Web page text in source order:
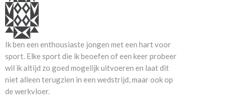
Ik ben een enthousiaste jongen met een hart voor
sport. Elke sport die ik beoefen of een keer probeer
wil ik altijd zo goed mogelijk uitvoeren en laat dit
niet alleen terugzien in een wedstrijd, maar ook op
de werkvloer.